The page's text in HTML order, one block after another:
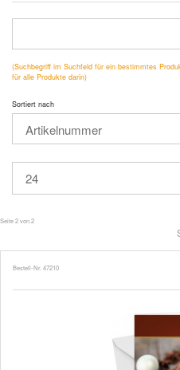
(Suchbegriff im Suchfeld für ein bestimmtes
für alle Produkte darin)
Sortiert nach
Seite 2 von 2
Bestell-Nr. 47210